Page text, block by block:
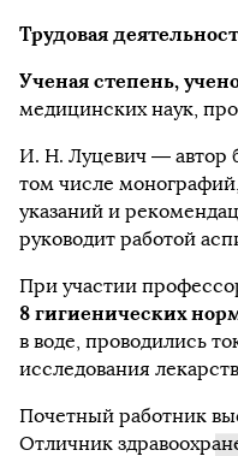
Трудовая
Ученая степень,
медицинских наук,
И. Н. Луцевич — автор
том числе
указаний и
руководит работой
При участии
8 гигиенических
в воде, проводились
исследования
Почетный работник
Отличник